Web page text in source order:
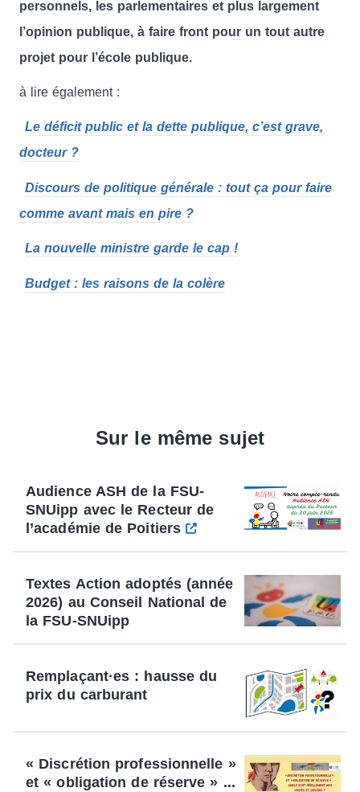
personnels, les parlementaires et plus largement
l’opinion publique, à faire front pour un tout autre
projet pour l’école publique.
à lire également :
Le déficit public et la dette publique, c’est grave,
docteur ?
Discours de politique générale : tout ça pour faire
comme avant mais en pire ?
La nouvelle ministre garde le cap !
Budget : les raisons de la colère
Sur le même sujet
Audience ASH de la FSU-
SNUipp avec le Recteur de
l’académie de Poitiers
Textes Action adoptés (année
2026) au Conseil National de
la FSU-SNUipp
Remplaçant·es : hausse du
prix du carburant
« Discrétion professionnelle »
et « obligation de réserve » ...